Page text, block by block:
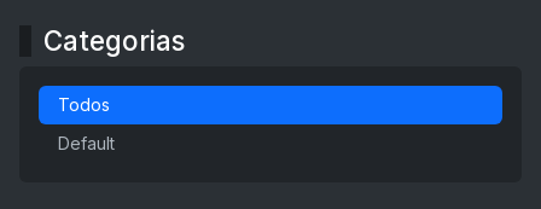
Categorias
Todos
Default